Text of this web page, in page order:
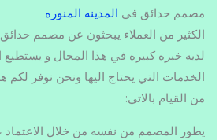
مصمم حدائق في المدينه المنوره
الكثير من العملاء يبحثون عن مصمم حدائق
لديه خبره كبيره في هذا المجال و يستطيع
الخدمات التي يحتاج اليها ونحن نوفر
من القيام بالاتي:
يطور المصمم من نفسه من خلال الاعتماد